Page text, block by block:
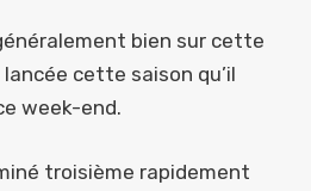
bien sur cette
cette saison qu’il
week-end.
troisième rapidement